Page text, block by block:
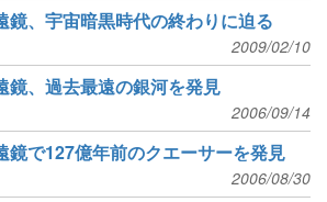
鏡、宇宙暗黒時代の終わりに迫る
2009/02/10
鏡、過去最遠の銀河を発見
2006/09/14
鏡で127億年前のクエーサーを発見
2006/08/30